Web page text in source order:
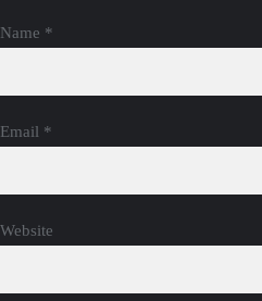
Name *
Email *
Website